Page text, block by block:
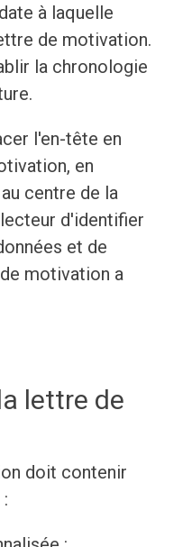
à laquelle
de motivation.
la chronologie
l'en-tête en
en
centre de la
d'identifier
et de
motivation a
lettre de
doit contenir